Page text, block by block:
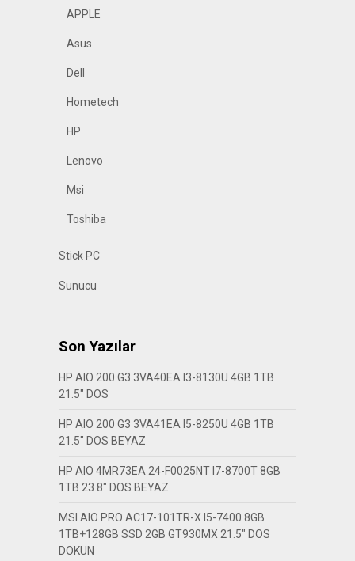
APPLE
Asus
Dell
Hometech
HP
Lenovo
Msi
Toshiba
Stick PC
Sunucu
Son Yazılar
HP AIO 200 G3 3VA40EA I3-8130U 4GB 1TB
21.5″ DOS
HP AIO 200 G3 3VA41EA I5-8250U 4GB 1TB
21.5″ DOS BEYAZ
HP AIO 4MR73EA 24-F0025NT I7-8700T 8GB
1TB 23.8″ DOS BEYAZ
MSI AIO PRO AC17-101TR-X I5-7400 8GB
1TB+128GB SSD 2GB GT930MX 21.5″ DOS
DOKUN